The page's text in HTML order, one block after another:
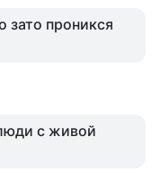
зато проникся
с живой